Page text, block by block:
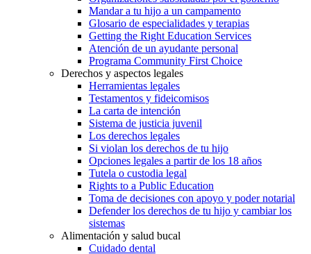
Mandar a tu hijo a un campamento
Glosario de especialidades y terapias
Getting the Right Education Services
Atención de un ayudante personal
Programa Community First Choice
Derechos y aspectos legales
Herramientas legales
Testamentos y fideicomisos
La carta de intención
Sistema de justicia juvenil
Los derechos legales
Si violan los derechos de tu hijo
Opciones legales a partir de los 18 años
Tutela o custodia legal
Rights to a Public Education
Toma de decisiones con apoyo y poder notarial
Defender los derechos de tu hijo y cambiar los
sistemas
Alimentación y salud bucal
Cuidado dental